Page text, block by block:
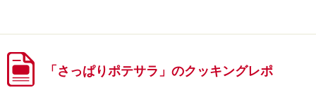
「さっぱりポテサラ」のクッキングレポ